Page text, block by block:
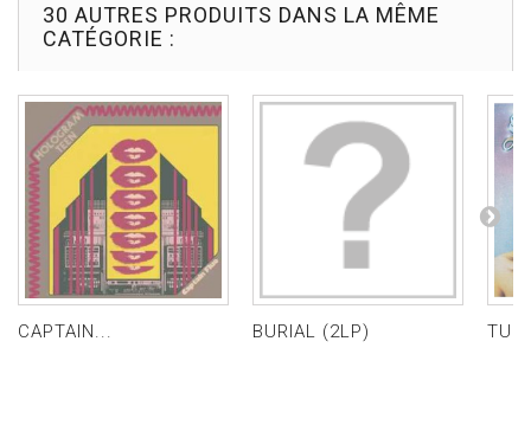
30 AUTRES PRODUITS DANS LA MÊME
CATÉGORIE :
CAPTAIN... BURIAL (2LP) TU